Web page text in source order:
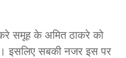
समूह के अमित ठाकरे को
इसलिए सबकी नजर इस पर